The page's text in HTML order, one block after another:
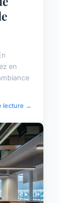
en
lecture →